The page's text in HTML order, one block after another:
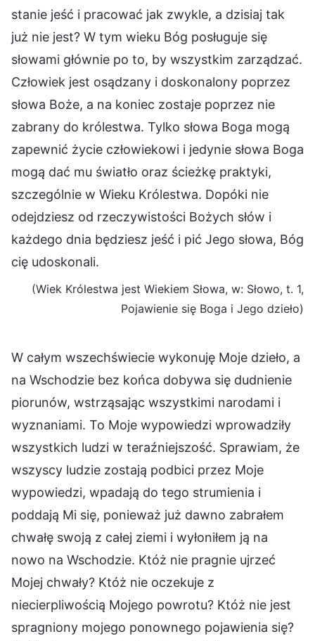
stanie jeść i pracować jak zwykle, a dzisiaj tak
już nie jest? W tym wieku Bóg posługuje się
słowami głównie po to, by wszystkim zarządzać.
Człowiek jest osądzany i doskonalony poprzez
słowa Boże, a na koniec zostaje poprzez nie
zabrany do królestwa. Tylko słowa Boga mogą
zapewnić życie człowiekowi i jedynie słowa Boga
mogą dać mu światło oraz ścieżkę praktyki,
szczególnie w Wieku Królestwa. Dopóki nie
odejdziesz od rzeczywistości Bożych słów i
każdego dnia będziesz jeść i pić Jego słowa, Bóg
cię udoskonali.
(Wiek Królestwa jest Wiekiem Słowa, w: Słowo, t. 1,
Pojawienie się Boga i Jego dzieło)
W całym wszechświecie wykonuję Moje dzieło, a
na Wschodzie bez końca dobywa się dudnienie
piorunów, wstrząsając wszystkimi narodami i
wyznaniami. To Moje wypowiedzi wprowadziły
wszystkich ludzi w teraźniejszość. Sprawiam, że
wszyscy ludzie zostają podbici przez Moje
wypowiedzi, wpadają do tego strumienia i
poddają Mi się, ponieważ już dawno zabrałem
chwałę swoją z całej ziemi i wyłoniłem ją na
nowo na Wschodzie. Któż nie pragnie ujrzeć
Mojej chwały? Któż nie oczekuje z
niecierpliwością Mojego powrotu? Któż nie jest
spragniony mojego ponownego pojawienia się?